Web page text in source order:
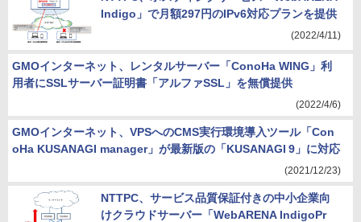
Indigo」で月額297円のIPv6対応プランを提供
(2022/4/11)
GMOインターネット、レンタルサーバー「ConoHa WING」利
用者にSSLサーバー証明書「アルファSSL」を無償提供
(2022/4/6)
GMOインターネット、VPSへのCMS実行環境導入ツール「Con
oHa KUSANAGI manager」が最新版の「KUSANAGI 9」に対応
(2021/12/23)
NTTPC、サービス品質保証付きの中小企業向
けクラウドサーバー「WebARENA IndigoPr